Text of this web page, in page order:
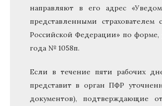
направляют в его адрес
представленными
Российской Федерации» по
года № 1058п.
Если в течение пяти рабочих
представит в орган ПФР
документов), подтверждающие